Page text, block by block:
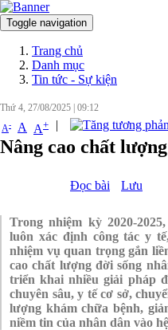
Toggle navigation
Trang chủ
Danh mục
Tin tức - Sự kiện
Thứ 4, 27/08/2025 09:12
A- A A+ |
Nâng cao chất
Đọc bài Lưu
Trong nhiệm kỳ 2020-
luôn xác định công tác y
nhiệm vụ quan trọng gắn
cao chất lượng đời sống
triển khai nhiều giải pháp
chuyên sâu, y tế cơ sở,
lượng khám chữa bệnh,
niềm tin của nhân dân vào